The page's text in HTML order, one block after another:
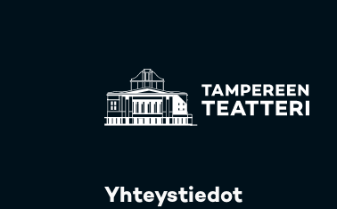
Yhteystiedot